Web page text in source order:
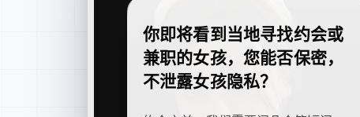
你即将看到当地寻找约会或
兼职的女孩，您能否保密，
不泄露女孩隐私？